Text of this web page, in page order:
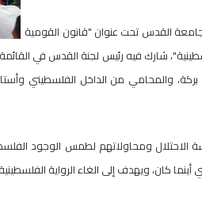
القدس تحت عنوان "قانون القومية
شارك فيه رئيس لجنة القدس في القائمة
بركة، والمحامي من الداخل الفلسطيني
الاحتلال ومحاولاتهم لطمس الوجود
كان، ويهدف إلى الغاء الرواية